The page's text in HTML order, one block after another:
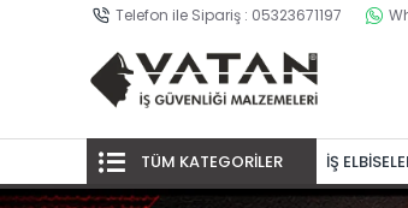
Telefon ile Sipariş : 05323671197
TÜM KATEGORİLER İŞ